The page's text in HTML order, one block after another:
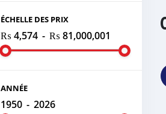
ÉCHELLE DES PRIX
₨ 4,574 - ₨ 81,000,001
ANNÉE
1950 - 2026